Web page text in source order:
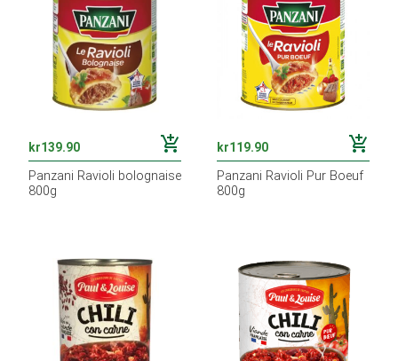
kr139.90 add_shopping_cart
Panzani Ravioli bolognaise
800g
kr119.90 add_shopping_cart
Panzani Ravioli Pur Boeuf
800g